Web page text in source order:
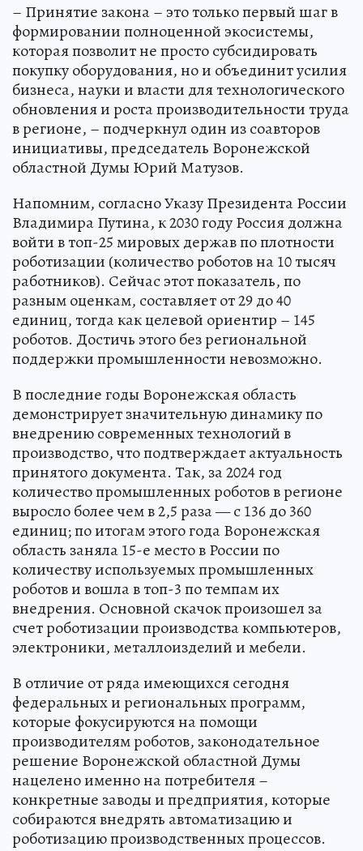
– Принятие закона – это только первый шаг в
формировании полноценной экосистемы,
которая позволит не просто субсидировать
покупку оборудования, но и объединит усилия
бизнеса, науки и власти для технологического
обновления и роста производительности труда
в регионе, – подчеркнул один из соавторов
инициативы, председатель Воронежской
областной Думы Юрий Матузов.
Напомним, согласно Указу Президента России
Владимира Путина, к 2030 году Россия должна
войти в топ-25 мировых держав по плотности
роботизации (количество роботов на 10 тысяч
работников). Сейчас этот показатель, по
разным оценкам, составляет от 29 до 40
единиц, тогда как целевой ориентир – 145
роботов. Достичь этого без региональной
поддержки промышленности невозможно.
В последние годы Воронежская область
демонстрирует значительную динамику по
внедрению современных технологий в
производство, что подтверждает актуальность
принятого документа. Так, за 2024 год
количество промышленных роботов в регионе
выросло более чем в 2,5 раза — с 136 до 360
единиц; по итогам этого года Воронежская
область заняла 15-е место в России по
количеству используемых промышленных
роботов и вошла в топ-3 по темпам их
внедрения. Основной скачок произошел за
счет роботизации производства компьютеров,
электроники, металлоизделий и мебели.
В отличие от ряда имеющихся сегодня
федеральных и региональных программ,
которые фокусируются на помощи
производителям роботов, законодательное
решение Воронежской областной Думы
нацелено именно на потребителя –
конкретные заводы и предприятия, которые
собираются внедрять автоматизацию и
роботизацию производственных процессов.